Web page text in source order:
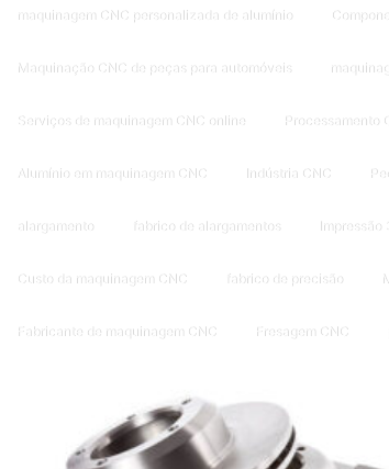
maquinagem CNC personalizada de alumínio
Maquinação CNC de peças para automóveis
Serviços de maquinagem CNC online Processamento
Alumínio em maquinagem CNC Indústria CNC
alargamento fabrico de alargamentos Impressão
Custo da maquinagem CNC fabrico de precisão
Fabricante de maquinagem CNC Fresagem CNC